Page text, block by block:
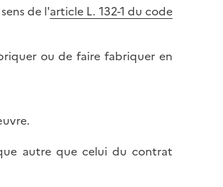
de l'article L. 132-1 du code
ou de faire fabriquer en
autre que celui du contrat